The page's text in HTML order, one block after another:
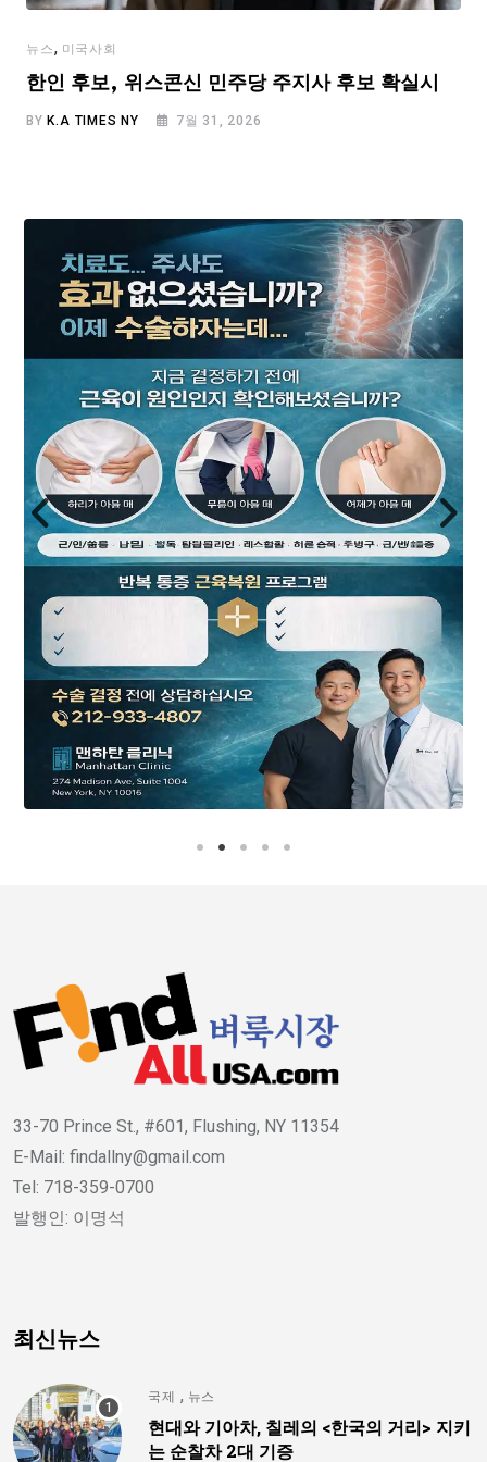
뉴스, 미국사회
한인 후보, 위스콘신 민주당 주지사 후보 확실시
BY K.A TIMES NY 7월 31, 2026
33-70 Prince St., #601, Flushing, NY 11354
E-Mail: findallny@gmail.com
Tel: 718-359-0700
발행인: 이명석
최신뉴스
국제 , 뉴스
현대와 기아차, 칠레의 <한국의 거리> 지키
는 순찰차 2대 기증